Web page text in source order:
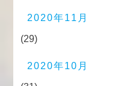
2020年11月
(29)
2020年10月